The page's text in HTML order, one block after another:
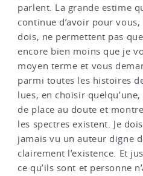
parlent. La grande estime
continue d’avoir pour
dois, ne permettent pas
encore bien moins que je
moyen terme et vous
parmi toutes les histoires
lues, en choisir
de place au doute et
les spectres existent. Je
jamais vu un auteur digne
clairement l’existence. Et
ce qu’ils sont et personne